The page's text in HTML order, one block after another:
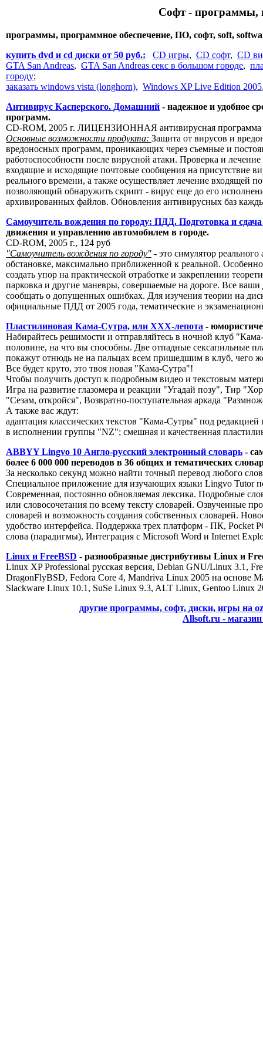
Софт - программы,
программы, программное обеспечение, ПО, софт, soft,
купить dvd и cd диски от 50 руб.:
CD игры, CD софт, CD
GTA San Andreas, GTA San Andreas секс в большом городе,
городу;
заказать windows vista (longhorn), Windows XP Live Edition 2005
Антивирус Касперского. Домашний - надежное и удобное
программ.
CD-ROM, 2005 г. ЛИЦЕНЗИОННАЯ антивирусная программа
Основные возможности продукта: Защита от вирусов и
вредоносных программ, проникающих через съемные и
работоспособности после вирусной атаки. Проверка и
входящие и исходящие почтовые сообщения на присутствие
реального времени, а также осуществляет лечение входящей
позволяющий обнаружить скрипт - вирус еще до его
архивированных файлов. Обновления антивирусных баз
Самоучитель вождения по городу: ПДД. Подготовка и сдача
движения и управлению автомобилем в городе.
CD-ROM, 2005 г., 124 руб
"Самоучитель вождения по городу" - это симулятор
обстановке, максимально приближенной к реальной.
создать упор на практической отработке и закреплении
парковка и другие маневры, совершаемые на дороге. Все
сообщать о допущенных ошибках. Для изучения теории на
официальные ПДД от 2005 года, тематические и
Пластилиновая Кама-Сутра, или XXX-лепота -
Набирайтесь решимости и отправляйтесь в ночной клуб
половине, на что вы способны. Две отпадные сексапильные
покажут отнюдь не на пальцах всем пришедшим в клуб, чего
Все будет круто, это твоя новая "Кама-Сутра"!
Чтобы получить доступ к подробным видео и текстовым
Игра на развитие глазомера и реакции "Угадай позу", Тир
"Сезам, откройся", Возвратно-поступательная аркада
А также вас ждут:
адаптация классических текстов "Кама-Сутры" под
в исполнении группы "NZ"; смешная и качественная
ABBYY Lingvo 10 Англо-русский электронный словарь -
более 6 000 000 переводов в 36 общих и тематических
За несколько секунд можно найти точный перевод любого
Cпециальное приложение для изучающих языки Lingvo Tutor
Современная, постоянно обновляемая лексика. Подробные
или словосочетания по всему тексту словарей. Озвученные
словарей и возможность создания собственных словарей.
удобство интерфейса. Поддержка трех платформ - ПК,
слова (парадигмы), Интеграция с Microsoft Word и Internet
Linux и FreeBSD - разнообразные дистрибутивы Linux и
Linux XP Professional русская версия, Debian GNU/Linux 3.1,
DragonFlyBSD, Fedora Core 4, Mandriva Linux 2005 на основе
Slackware Linux 10.1, SuSe Linux 9.3, ALT Linux, Gentoo
другие программы, софт, диски, игры на
Allsoft.ru -